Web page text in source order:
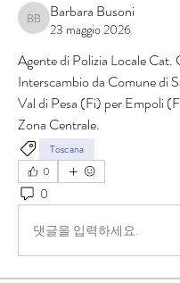
Barbara Busoni
Barbara Busoni
23 maggio 2026
Agente di Polizia Locale Cat.
Interscambio da Comune di
Val di Pesa (Fi) per Empoli
Zona Centrale.
Toscana
0
0
댓글을 입력하세요.